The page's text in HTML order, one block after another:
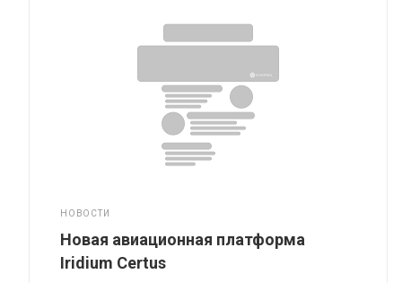
НОВОСТИ
Новая авиационная платформа
Iridium Certus